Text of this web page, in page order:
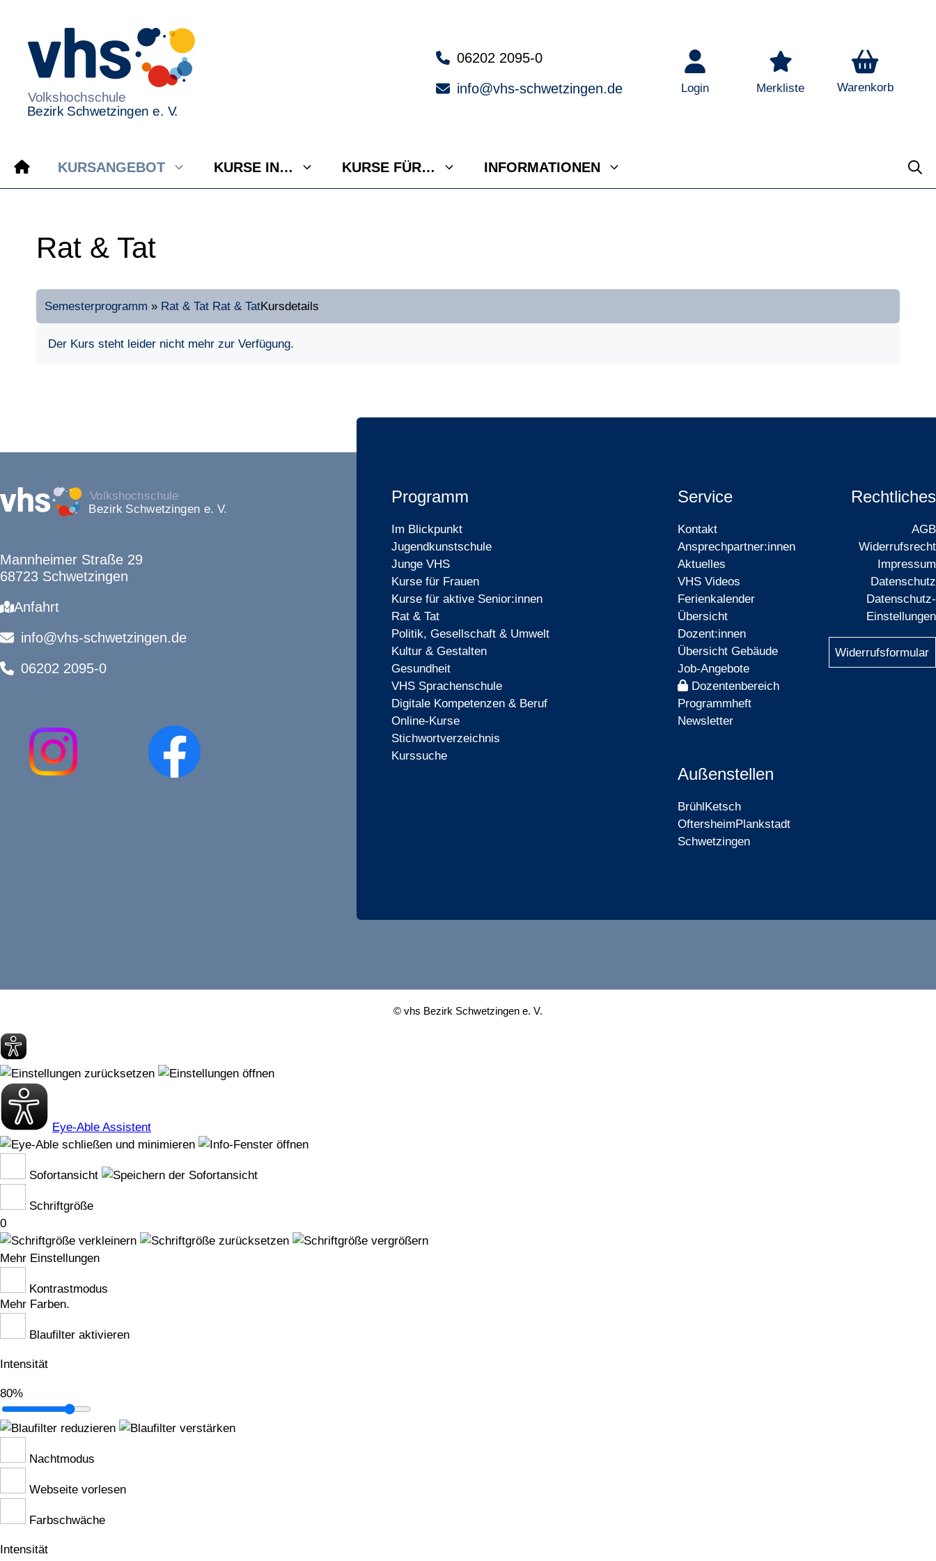
springen
06202 2095-0
info@vhs-schwetzingen.de
Login Merkliste Warenkorb
KURSANGEBOT KURSE IN… KURSE FÜR… INFORMATIONEN
Rat & Tat
Semesterprogramm » Rat & Tat Rat & TatKursdetails
Der Kurs steht leider nicht mehr zur Verfügung.
Mannheimer Straße 29
68723 Schwetzingen
Anfahrt
info@vhs-schwetzingen.de
06202 2095-0
Programm
Im Blickpunkt
Jugendkunstschule
Junge VHS
Kurse für Frauen
Kurse für aktive Senior:innen
Rat & Tat
Politik, Gesellschaft & Umwelt
Kultur & Gestalten
Gesundheit
VHS Sprachenschule
Digitale Kompetenzen & Beruf
Online-Kurse
Stichwortverzeichnis
Kurssuche
Service
Kontakt
Ansprechpartner:innen
Aktuelles
VHS Videos
Ferienkalender
Übersicht
Dozent:innen
Übersicht Gebäude
Job-Angebote
Dozentenbereich
Programmheft
Newsletter
Außenstellen
BrühlKetsch
OftersheimPlankstadt
Schwetzingen
Rechtliches
AGB
Widerrufsrecht
Impressum
Datenschutz
Datenschutz-
Einstellungen
Widerrufsformular
© vhs Bezirk Schwetzingen e. V.